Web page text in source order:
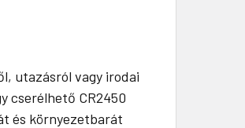
utazásról vagy irodai
cserélhető CR2450
és környezetbarát